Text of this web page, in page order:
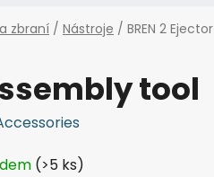
zbraní / Nástroje / BREN 2 Ejector
tool
(>5 ks)